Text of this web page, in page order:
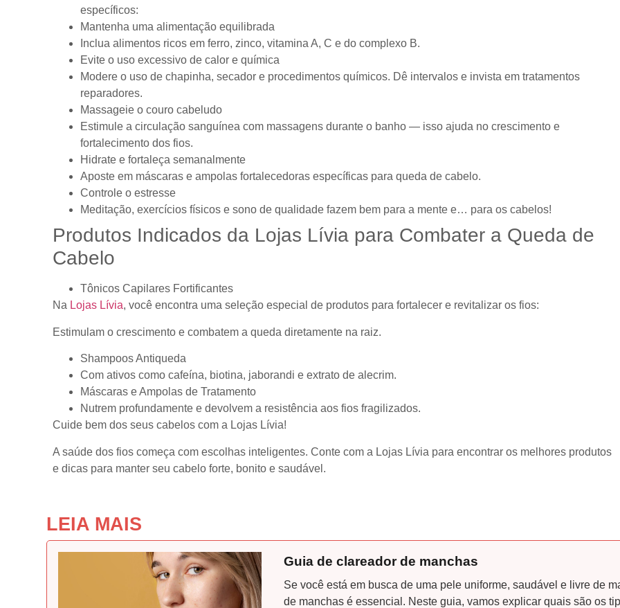
específicos:
Mantenha uma alimentação equilibrada
Inclua alimentos ricos em ferro, zinco, vitamina A, C e do complexo B.
Evite o uso excessivo de calor e química
Modere o uso de chapinha, secador e procedimentos químicos. Dê intervalos e invista em tratamentos
reparadores.
Massageie o couro cabeludo
Estimule a circulação sanguínea com massagens durante o banho — isso ajuda no crescimento e
fortalecimento dos fios.
Hidrate e fortaleça semanalmente
Aposte em máscaras e ampolas fortalecedoras específicas para queda de cabelo.
Controle o estresse
Meditação, exercícios físicos e sono de qualidade fazem bem para a mente e… para os cabelos!
Produtos Indicados da Lojas Lívia para Combater a Queda de
Cabelo
Tônicos Capilares Fortificantes
Na Lojas Lívia, você encontra uma seleção especial de produtos para fortalecer e revitalizar os fios:
Estimulam o crescimento e combatem a queda diretamente na raiz.
Shampoos Antiqueda
Com ativos como cafeína, biotina, jaborandi e extrato de alecrim.
Máscaras e Ampolas de Tratamento
Nutrem profundamente e devolvem a resistência aos fios fragilizados.
Cuide bem dos seus cabelos com a Lojas Lívia!
A saúde dos fios começa com escolhas inteligentes. Conte com a Lojas Lívia para encontrar os melhores produtos
e dicas para manter seu cabelo forte, bonito e saudável.
LEIA MAIS
Guia de clareador de manchas
Se você está em busca de uma pele uniforme, saudável e livre de
de manchas é essencial. Neste guia, vamos explicar quais são os